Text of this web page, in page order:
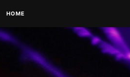
HOME
PARTNER | REFERENZEN |
VERNETZUNG
DATENSCHUTZERKLÄRUNG